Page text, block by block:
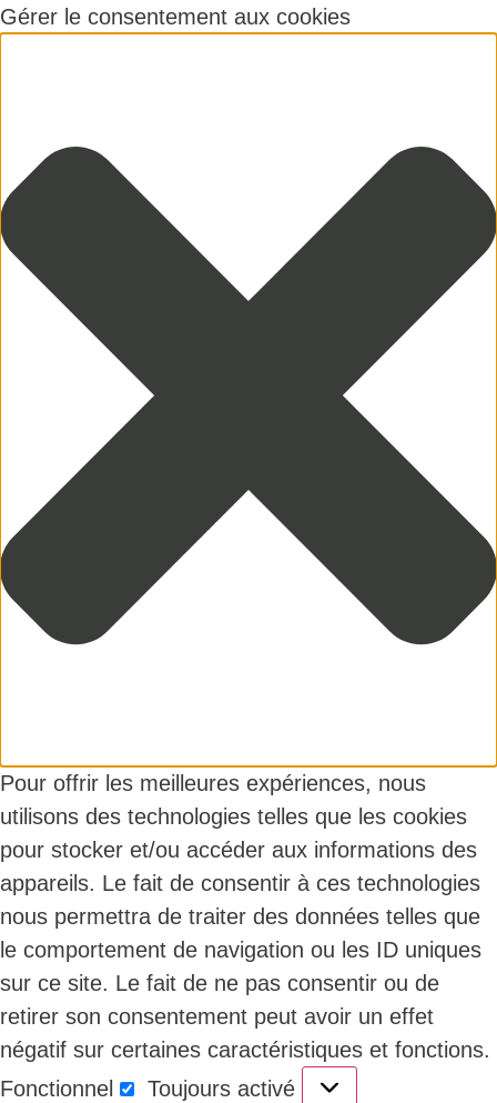
Gérer le consentement aux cookies
Pour offrir les meilleures expériences, nous
utilisons des technologies telles que les cookies
pour stocker et/ou accéder aux informations des
appareils. Le fait de consentir à ces technologies
nous permettra de traiter des données telles que
le comportement de navigation ou les ID uniques
sur ce site. Le fait de ne pas consentir ou de
retirer son consentement peut avoir un effet
négatif sur certaines caractéristiques et fonctions.
Fonctionnel
Toujours activé